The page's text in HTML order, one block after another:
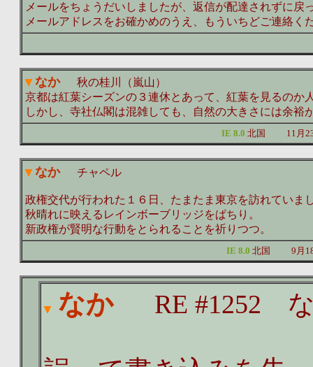
メールをちょうだいしましたが、返信が配達されずに戻
メールアドレスをお確かめのうえ、もういちどご連絡く
なか秋の桂川（嵐山）
京都は紅葉シーズンの３連休とあって、紅葉を見るのか
しかし、寺社仏閣は混雑しても、自然の大きさには余裕
IE 8.0 北国 11月
なかチャペル
政権交代が行われた１６日、たまたま東京を訪れていま
秋晴れに映えるレインボーブリッジをぱちり。
新政権が賢明な行動をとられることを祈りつつ。
IE 8.0 北国 9月
なか RE #1252 な